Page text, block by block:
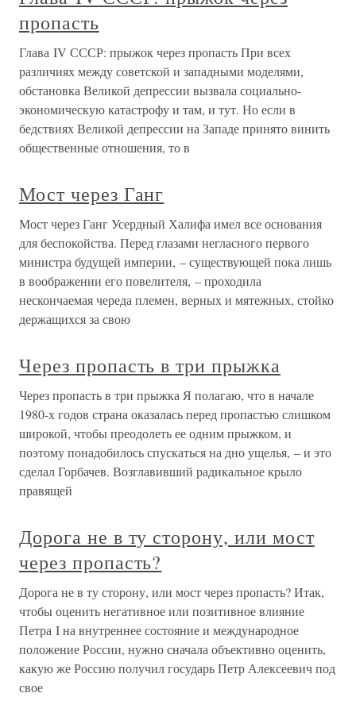
пропасть
Глава IV СССР: прыжок через пропасть При всех
различиях между советской и западными моделями,
обстановка Великой депрессии вызвала социально-
экономическую катастрофу и там, и тут. Но если в
бедствиях Великой депрессии на Западе принято винить
общественные отношения, то в
Мост через Ганг
Мост через Ганг Усердный Халифа имел все основания
для беспокойства. Перед глазами негласного первого
министра будущей империи, – существующей пока лишь
в воображении его повелителя, – проходила
нескончаемая череда племен, верных и мятежных, стойко
держащихся за свою
Через пропасть в три прыжка
Через пропасть в три прыжка Я полагаю, что в начале
1980-х годов страна оказалась перед пропастью слишком
широкой, чтобы преодолеть ее одним прыжком, и
поэтому понадобилось спускаться на дно ущелья, – и это
сделал Горбачев. Возглавивший радикальное крыло
правящей
Дорога не в ту сторону, или мост
через пропасть?
Дорога не в ту сторону, или мост через пропасть? Итак,
чтобы оценить негативное или позитивное влияние
Петра I на внутреннее состояние и международное
положение России, нужно сначала объективно оценить,
какую же Россию получил государь Петр Алексеевич под
свое